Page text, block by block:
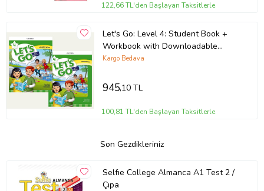
122,66 TL'den Başlayan Taksitlerle
Let's Go: Level 4: Student Book +
Workbook with Downloadable
Audios
Kargo Bedava
945,10 TL
100,81 TL'den Başlayan Taksitlerle
Son Gezdikleriniz
Selfıe College Almanca A1 Test 2 /
Çıpa